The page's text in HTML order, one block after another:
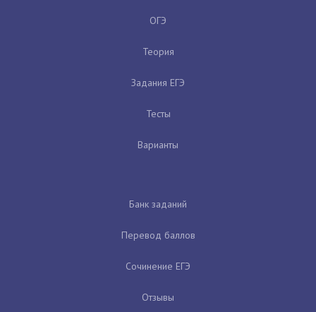
ОГЭ
Теория
Задания ЕГЭ
Тесты
Варианты
Банк заданий
Перевод баллов
Сочинение ЕГЭ
Отзывы